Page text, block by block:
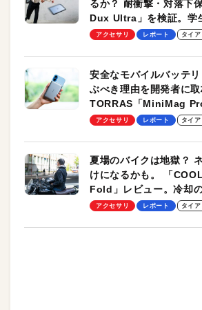
るか？ 耐衝撃・対落下
Dux Ultra」を検証。学
のモバイルユースに最
アクセサリ レポート タイ
安全なモバイルバッテ
ぶべき理由を開発者に取
TORRAS「MiniMag
ーも
アクセサリ レポート タイ
夏場のバイクは地獄？
けになるかも。 「
Fold」レビュー。冷却
却プレート、シンプルな
アクセサリ レポート タイ